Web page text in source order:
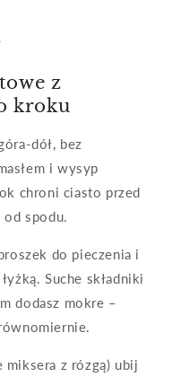
z
kroku
dół, bez
i wysyp
chroni ciasto przed
od spodu.
do pieczenia i
Suche składniki
dodasz mokre –
miksera z rózgą) ubij